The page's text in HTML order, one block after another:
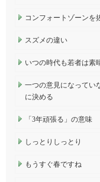
コンフォートゾーンを
スズメの違い
いつの時代も若者は素
一つの意見になってい
に決める
「3年頑張る」の意味
しっとりしっとり
もうすぐ春ですね